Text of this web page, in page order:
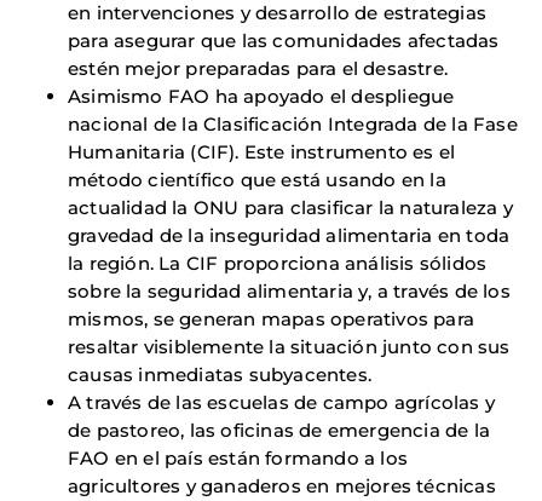
en intervenciones y desarrollo de estrategias
para asegurar que las comunidades afectadas
estén mejor preparadas para el desastre.
Asimismo FAO ha apoyado el despliegue
nacional de la Clasificación Integrada de la Fase
Humanitaria (CIF). Este instrumento es el
método científico que está usando en la
actualidad la ONU para clasificar la naturaleza y
gravedad de la inseguridad alimentaria en toda
la región. La CIF proporciona análisis sólidos
sobre la seguridad alimentaria y, a través de los
mismos, se generan mapas operativos para
resaltar visiblemente la situación junto con sus
causas inmediatas subyacentes.
A través de las escuelas de campo agrícolas y
de pastoreo, las oficinas de emergencia de la
FAO en el país están formando a los
agricultores y ganaderos en mejores técnicas